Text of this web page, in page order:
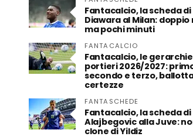
Fantacalcio, la scheda di
Diawara al Milan: doppio
ma pochi minuti
FANTACALCIO
Fantacalcio, le
portieri 2026/2027:
secondo e terzo,
certezze
FANTASCHEDE
Fantacalcio, la scheda di
Alajbegovic alla Juve:
clone di Yildiz